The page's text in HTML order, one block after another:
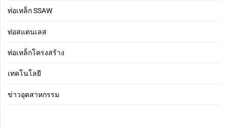
ท่อเหล็ก SSAW
ท่อสแตนเลส
ท่อเหล็กโครงสร้าง
เทคโนโลยี
ข่าวอุตสาหกรรม